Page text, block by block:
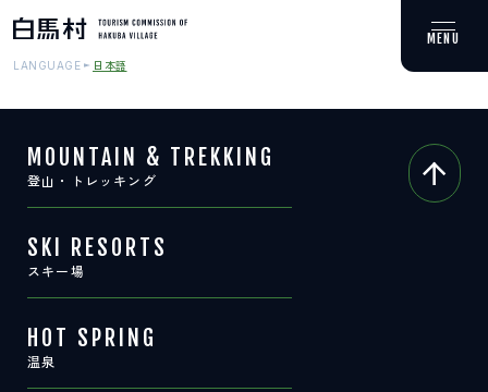
MOUNTAIN & TREKKING
SKI RESORTS
HOT SPRING
LANGUAGE 日本語
MOUNTAIN & TREKKING
登山・トレッキング
SKI RESORTS
スキー場
HOT SPRING
温泉